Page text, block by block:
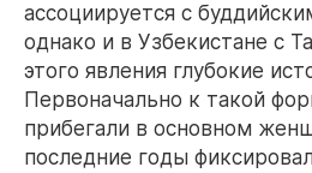
ассоциируется с
однако и в Узбекистане с
этого явления глубокие
Первоначально к такой
прибегали в основном
последние годы